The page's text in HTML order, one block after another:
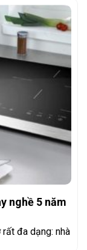
nghề 5 năm
đa dạng: nhà